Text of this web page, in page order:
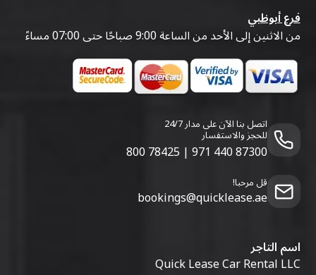
فرع أبوظبي
من الاثنين إلى الأحد من الساعة 9:00 صباحًا حتى 07:00 مساءً
اتصل بنا الآن على مدار 24/7
للحجز والاستفسار
800 78425 | 971 440 87300
قل مرحبا!
bookings@quicklease.ae
اسم التاجر
Quick Lease Car Rental LLC